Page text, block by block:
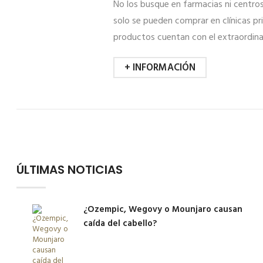
No los busque en farmacias ni
solo se pueden comprar en clínicas
productos cuentan con el
+ INFORMACIÓN
ÚLTIMAS NOTICIAS
¿Ozempic, Wegovy o Mounjaro causan
caída del cabello?